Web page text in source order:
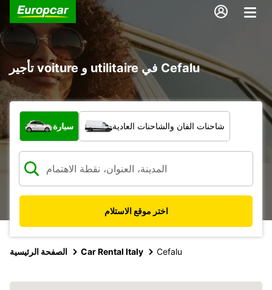
تأجير voiture و utilitaire في Cefalu
ما نوع المركبة؟
سيارة شاحنات الفان والشاحنات العادية
اختر موقع الاستلام
الصفحة الرئيسية Car Rental Italy Cefalu